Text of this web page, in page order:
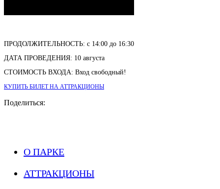
ПРОДОЛЖИТЕЛЬНОСТЬ: с 14:00 до 16:30
ДАТА ПРОВЕДЕНИЯ: 10 августа
СТОИМОСТЬ ВХОДА: Вход свободный!
КУПИТЬ БИЛЕТ НА АТТРАКЦИОНЫ
Поделиться:
О ПАРКЕ
АТТРАКЦИОНЫ